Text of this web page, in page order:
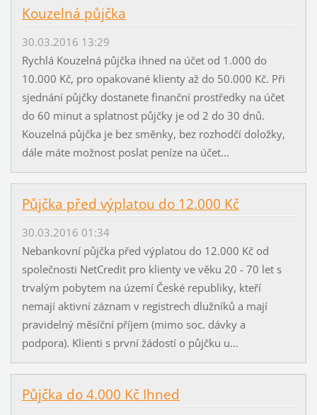
Kouzelná půjčka
30.03.2016 13:29
Rychlá Kouzelná půjčka ihned na účet od 1.000 do
10.000 Kč, pro opakované klienty až do 50.000 Kč. Při
sjednání půjčky dostanete finanční prostředky na účet
do 60 minut a splatnost půjčky je od 2 do 30 dnů.
Kouzelná půjčka je bez směnky, bez rozhodčí doložky,
dále máte možnost poslat peníze na účet...
Půjčka před výplatou do 12.000 Kč
30.03.2016 01:34
Nebankovní půjčka před výplatou do 12.000 Kč od
společnosti NetCredit pro klienty ve věku 20 - 70 let s
trvalým pobytem na území České republiky, kteří
nemají aktivní záznam v registrech dlužníků a mají
pravidelný měsíční příjem (mimo soc. dávky a
podpora). Klienti s první žádostí o půjčku u...
Půjčka do 4.000 Kč Ihned